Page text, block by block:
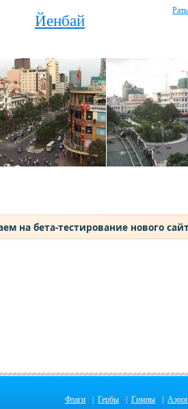
Йенбай
на бета-тестирование нового
Флаги Гербы Гимны